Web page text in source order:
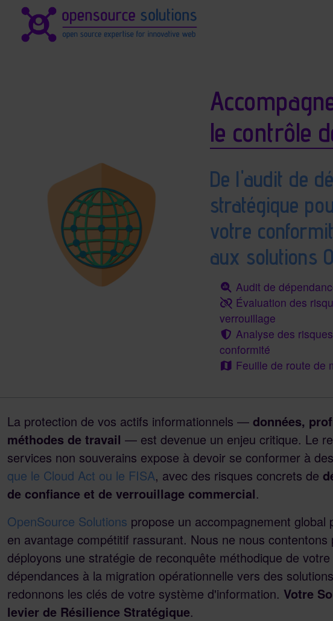
Identité du site, navigation, etc..
le contrôle
De l'audit de
stratégique
votre
aux solutions
Audit de
Évaluation des
verrouillage
Analyse des
conformité
Feuille de route de
La protection de vos actifs informationnels — données,
méthodes de travail — est devenue un enjeu critique. Le
services non souverains expose à devoir se conformer à des
que le Cloud Act ou le FISA, avec des risques concrets de
de confiance et de verrouillage commercial.
OpenSource Solutions propose un accompagnement
en avantage compétitif rassurant. Nous ne nous
déployons une stratégie de reconquête méthodique de
dépendances à la migration opérationnelle vers des
redonnons les clés de votre système d'information. Votre
levier de Résilience Stratégique.